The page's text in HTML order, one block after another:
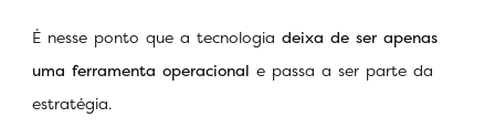
É nesse ponto que a tecnologia deixa de ser apenas
uma ferramenta operacional e passa a ser parte da
estratégia.